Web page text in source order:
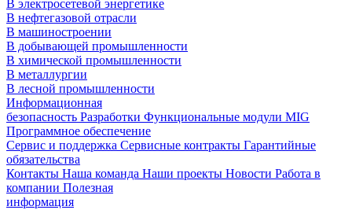
В электросетевой энергетике
В нефтегазовой отрасли
В машиностроении
В добывающей промышленности
В химической промышленности
В металлургии
В лесной промышленности
Информационная
безопасность Разработки Функциональные модули MIG
Программное обеспечение
Сервис и поддержка Сервисные контракты Гарантийные
обязательства
Контакты Наша команда Наши проекты Новости Работа в
компании Полезная
информация